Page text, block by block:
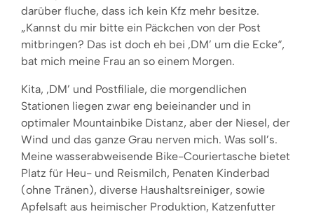
darüber fluche, dass ich kein Kfz mehr besitze.
„Kannst du mir bitte ein Päckchen von der Post
mitbringen? Das ist doch eh bei ‚DM’ um die Ecke“,
bat mich meine Frau an so einem Morgen.
Kita, ‚DM’ und Postfiliale, die morgendlichen
Stationen liegen zwar eng beieinander und in
optimaler Mountainbike Distanz, aber der Niesel, der
Wind und das ganze Grau nerven mich. Was soll’s.
Meine wasserabweisende Bike-Couriertasche bietet
Platz für Heu- und Reismilch, Penaten Kinderbad
(ohne Tränen), diverse Haushaltsreiniger, sowie
Apfelsaft aus heimischer Produktion, Katzenfutter